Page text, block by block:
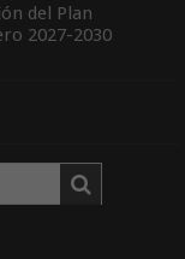
del Plan
2027-2030